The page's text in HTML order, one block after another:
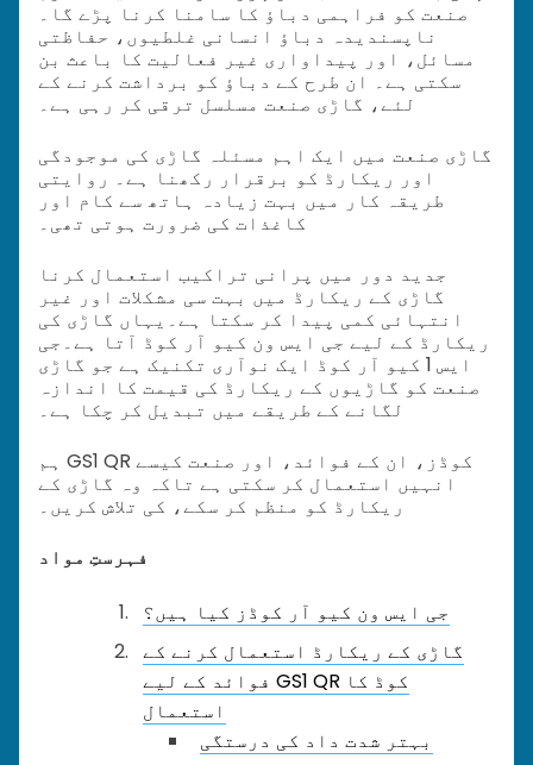
صنعت کو فراہمی دباؤ کا سامنا کرنا پڑے گا۔
ناپسندیدہ دباؤ انسانی غلطیوں، حفاظتی
مسائل، اور پیداواری غیر فعالیت کا باعث بن
سکتی ہے۔ ان طرح کے دباؤ کو برداشت کرنے کے
لئے، گاڑی صنعت مسلسل ترقی کر رہی ہے۔
گاڑی صنعت میں ایک اہم مسئلہ گاڑی کی موجودگی
اور ریکارڈ کو برقرار رکھنا ہے۔ روایتی
طریقہ کار میں بہت زیادہ ہاتھ سے کام اور
کاغذات کی ضرورت ہوتی تھی۔
جدید دور میں پرانی تراکیب استعمال کرنا
گاڑی کے ریکارڈ میں بہت سی مشکلات اور غیر
انتہائی کمی پیدا کر سکتا ہے۔ یہاں گاڑی کی
ریکارڈ کے لیے جی ایس ون کیو آر کوڈ آتا ہے۔ جی
ایس 1 کیو آر کوڈ ایک نوآری تکنیک ہے جو گاڑی
صنعت کو گاڑیوں کے ریکارڈ کی قیمت کا اندازہ
لگانے کے طریقے میں تبدیل کر چکا ہے۔
ہم GS1 QR کوڈز، ان کے فوائد، اور صنعت کیسے
انہیں استعمال کر سکتی ہے تاکہ وہ گاڑی کے
ریکارڈ کو منظم کر سکے، کی تلاش کریں۔
فہرستِ مواد
جی ایس ون کیو آر کوڈز کیا ہیں؟
گاڑی کے ریکارڈ استعمال کرنے کے
فوائد کے لیے GS1 QR کوڈ کا
استعمال
بہتر شدت داد کی درستگی